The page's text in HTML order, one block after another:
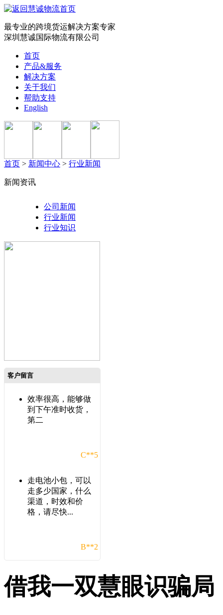
最专业的跨境货运解决方案专家
深圳慧诚国际物流有限公司
首页
产品&服务
解决方案
关于我们
帮助支持
English
首页 > 新闻中心 > 行业新闻
新闻资讯
公司新闻
行业新闻
行业知识
客户留言
效率很高，能够做
到下午准时收货，
第二
C**5
走电池小包，可以
走多少国家，什么
渠道，时效和价
格，请尽快...
B**2
在这发了几次货，
发现比之前几家货
代的价格优惠，以
借我一双慧眼识骗局